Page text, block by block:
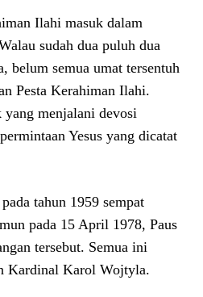
Ilahi masuk dalam
sudah dua puluh dua
belum semua umat tersentuh
Pesta Kerahiman Ilahi.
yang menjalani devosi
Yesus yang dicatat
tahun 1959 sempat
pada 15 April 1978, Paus
tersebut. Semua ini
Kardinal Karol Wojtyla.